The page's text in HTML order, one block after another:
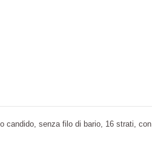
senza filo di bario, 16 strati, con